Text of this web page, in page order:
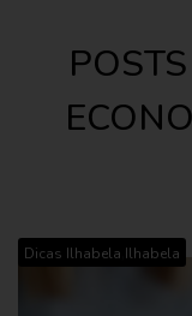
Dicas Ilhabela Ilhabela